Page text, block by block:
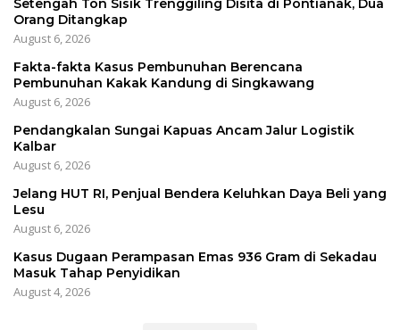
Setengah Ton Sisik Trenggiling Disita di Pontianak, Dua
Orang Ditangkap
August 6, 2026
Fakta-fakta Kasus Pembunuhan Berencana
Pembunuhan Kakak Kandung di Singkawang
August 6, 2026
Pendangkalan Sungai Kapuas Ancam Jalur Logistik
Kalbar
August 6, 2026
Jelang HUT RI, Penjual Bendera Keluhkan Daya Beli yang
Lesu
August 6, 2026
Kasus Dugaan Perampasan Emas 936 Gram di Sekadau
Masuk Tahap Penyidikan
August 4, 2026